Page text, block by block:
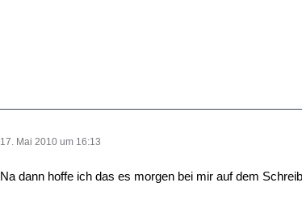
17. Mai 2010 um 16:13
Na dann hoffe ich das es morgen bei mir auf dem